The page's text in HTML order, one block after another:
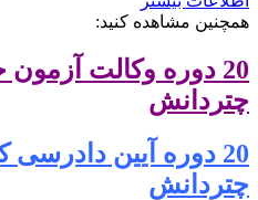
همچنین مشاهده کنید:
20 دوره وکالت
چتردانش
20 دوره آیین
چتردانش